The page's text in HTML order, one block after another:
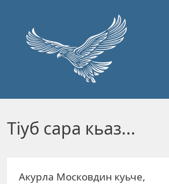
Тiуб сара кьаз...
Акурла Московдин куьче,